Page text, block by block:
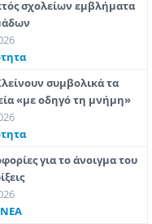
σχολείων εμβλήματα
συμβολικά τα
«με οδηγό τη μνήμη»
για το άνοιγμα του